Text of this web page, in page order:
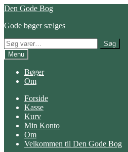
Spring
navigation
Spring
indhold
Den Gode Bog
Gode bøger sælges
Søg
efter:
Søg
Menu
Bøger
Om
Forside
Kasse
Kurv
Min Konto
Om
Velkommen til Den Gode Bog